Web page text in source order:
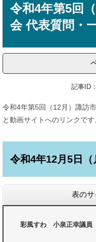
令和4年第5回
会 代表質問・
記事ID
令和4年第5回（12月）諏訪
と動画サイトへのリンクです
令和4年12月5日
表のサ
彩風すわ 小泉正幸議員